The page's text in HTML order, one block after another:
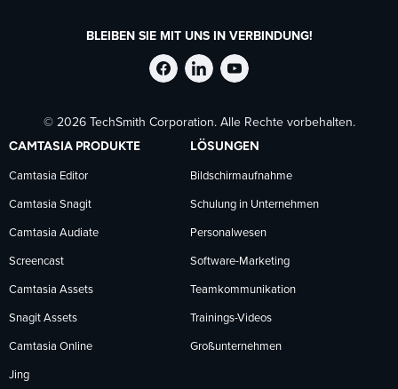
BLEIBEN SIE MIT UNS IN VERBINDUNG!
TechSmith
auf
Facebook
folgen
TechSmith
auf
LinkedIn
folgen
TechSmith
auf
YouTube
folgen
© 2026 TechSmith Corporation. Alle Rechte vorbehalten.
CAMTASIA PRODUKTE
Camtasia Editor
Camtasia Snagit
Camtasia Audiate
Screencast
Camtasia Assets
Snagit Assets
Camtasia Online
Jing
LÖSUNGEN
Bildschirmaufnahme
Schulung in Unternehmen
Personalwesen
Software-Marketing
Teamkommunikation
Trainings-Videos
Großunternehmen